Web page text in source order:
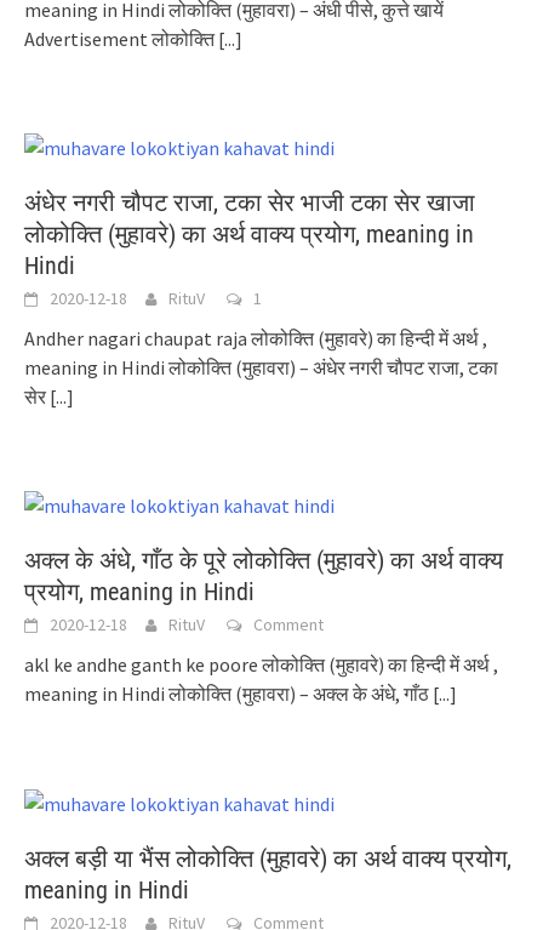
meaning in Hindi लोकोक्ति (मुहावरा) – अंधी पीसे, कुत्ते खायें
Advertisement लोकोक्ति[...]
अंधेर नगरी चौपट राजा, टका सेर भाजी टका सेर खाजा
लोकोक्ति (मुहावरे) का अर्थ वाक्य प्रयोग, meaning in
Hindi
2020-12-18 RituV 1
Andher nagari chaupat raja लोकोक्ति (मुहावरे) का हिन्दी में अर्थ ,
meaning in Hindi लोकोक्ति (मुहावरा) – अंधेर नगरी चौपट राजा, टका
सेर [...]
अक्ल के अंधे, गाँठ के पूरे लोकोक्ति (मुहावरे) का अर्थ वाक्य
प्रयोग, meaning in Hindi
2020-12-18 RituV Comment
akl ke andhe ganth ke poore लोकोक्ति (मुहावरे) का हिन्दी में अर्थ ,
meaning in Hindi लोकोक्ति (मुहावरा) – अक्ल के अंधे, गाँठ [...]
अक्ल बड़ी या भैंस लोकोक्ति (मुहावरे) का अर्थ वाक्य प्रयोग,
meaning in Hindi
2020-12-18 RituV Comment